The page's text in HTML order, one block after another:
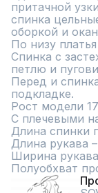
притачной
спинка
оборкой и
По низу
Спинка с
петлю и
Перед и
подкладке.
Рост модели
С плечевыми
Длина спинки
Длина рукава
Ширина
Полуобхват